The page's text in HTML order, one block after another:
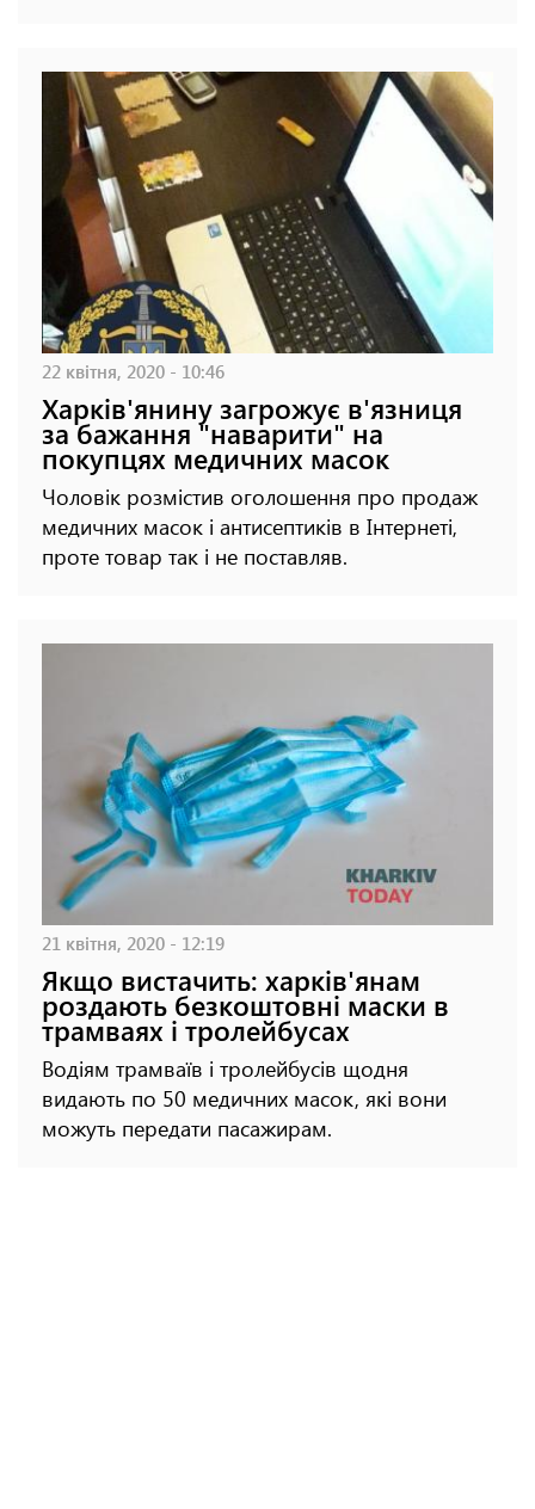
22 квітня, 2020 - 10:46
Харків'янину загрожує в'язниця
за бажання "наварити" на
покупцях медичних масок
Чоловік розмістив оголошення про продаж
медичних масок і антисептиків в Інтернеті,
проте товар так і не поставляв.
21 квітня, 2020 - 12:19
Якщо вистачить: харків'янам
роздають безкоштовні маски в
трамваях і тролейбусах
Водіям трамваїв і тролейбусів щодня
видають по 50 медичних масок, які вони
можуть передати пасажирам.